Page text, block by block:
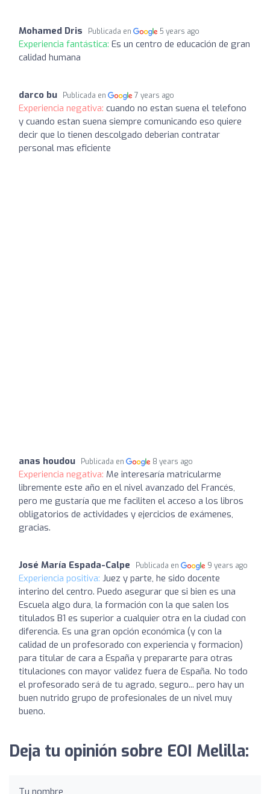
Mohamed Dris Publicada en 5 years ago
Experiencia fantástica: Es un centro de educación de gran
calidad humana
darco bu Publicada en 7 years ago
Experiencia negativa: cuando no estan suena el telefono
y cuando estan suena siempre comunicando eso quiere
decir que lo tienen descolgado deberian contratar
personal mas eficiente
anas houdou Publicada en 8 years ago
Experiencia negativa: Me interesaría matricularme
libremente este año en el nivel avanzado del Francés,
pero me gustaría que me faciliten el acceso a los libros
obligatorios de actividades y ejercicios de exámenes,
gracias.
José María Espada-Calpe Publicada en 9 years ago
Experiencia positiva: Juez y parte, he sido docente
interino del centro. Puedo asegurar que si bien es una
Escuela algo dura, la formación con la que salen los
titulados B1 es superior a cualquier otra en la ciudad con
diferencia. Es una gran opción económica (y con la
calidad de un profesorado con experiencia y formacion)
para titular de cara a España y prepararte para otras
titulaciones con mayor validez fuera de España. No todo
el profesorado será de tu agrado, seguro... pero hay un
buen nutrido grupo de profesionales de un nivel muy
bueno.
Deja tu opinión sobre EOI Melilla:
Tu nombre